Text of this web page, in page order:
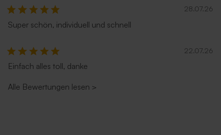
28.07.26
Super schön, individuell und schnell
22.07.26
Einfach alles toll, danke
Alle Bewertungen lesen >